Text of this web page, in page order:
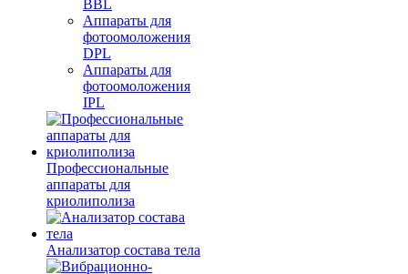
BBL
Аппараты для
фотоомоложения
DPL
Аппараты для
фотоомоложения
IPL
Профессиональные
аппараты для
криолиполиза
Анализатор состава тела